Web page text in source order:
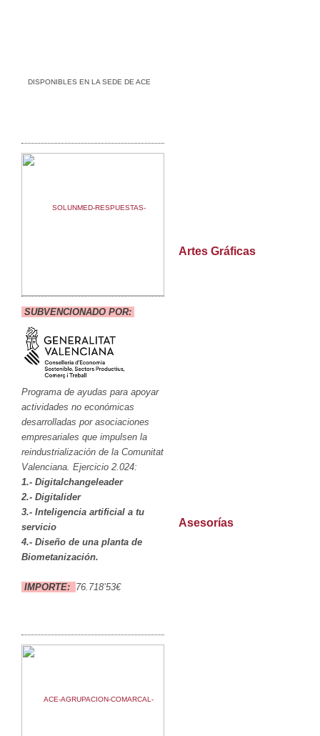
SUBVENCIONADO POR:
Programa de ayudas para apoyar
actividades no económicas
desarrolladas por asociaciones
empresariales que impulsen la
reindustrialización de la Comunitat
Valenciana. Ejercicio 2.024:
1.- Digitalchangeleader
2.- Digitalider
3.- Inteligencia artificial a tu
servicio
4.- Diseño de una planta de
Biometanización.
IMPORTE: 76.718’53€
Artes Gráficas
Asesorías